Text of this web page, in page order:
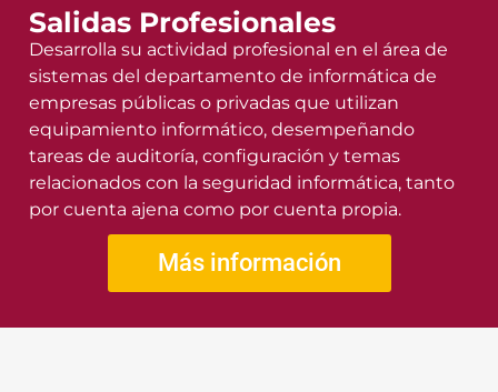
Salidas Profesionales
Desarrolla su actividad profesional en el área de
sistemas del departamento de informática de
empresas públicas o privadas que utilizan
equipamiento informático, desempeñando
tareas de auditoría, configuración y temas
relacionados con la seguridad informática, tanto
por cuenta ajena como por cuenta propia.
Más información